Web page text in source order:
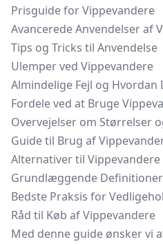
Prisguide for Vippevandere
Avancerede Anvendelser af
Tips og Tricks til Anvendelse
Ulemper ved Vippevandere
Almindelige Fejl og Hvordan
Fordele ved at Bruge
Overvejelser om Størrelser
Guide til Brug af
Alternativer til Vippevandere
Grundlæggende
Bedste Praksis for
Råd til Køb af Vippevandere
Med denne guide ønsker vi